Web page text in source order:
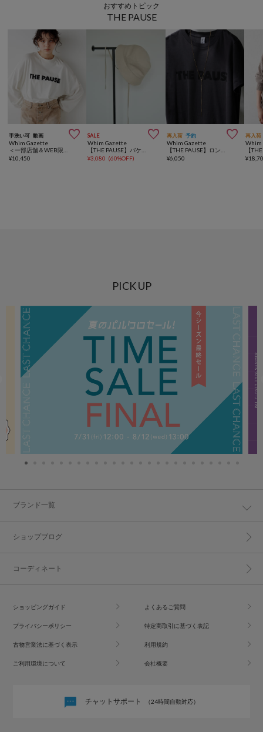
おすすめトピック
THE PAUSE
手洗い可 動画 
Whim Gazette
¥10,450
SALE 
Whim Gazette
¥3,080 (60%OFF)
再入荷 予約 
Whim Gazette
¥6,050
再入荷
Whim
¥
PICK UP
ブランド一覧
ショップブログ
コーディネート
ショッピングガイド よくあるご質問
プライバシーポリシー 特定商取引に基づく表記
古物営業法に基づく表示 利用規約
ご利用環境について 会社概要
チャットサポート （24時間自動対応）